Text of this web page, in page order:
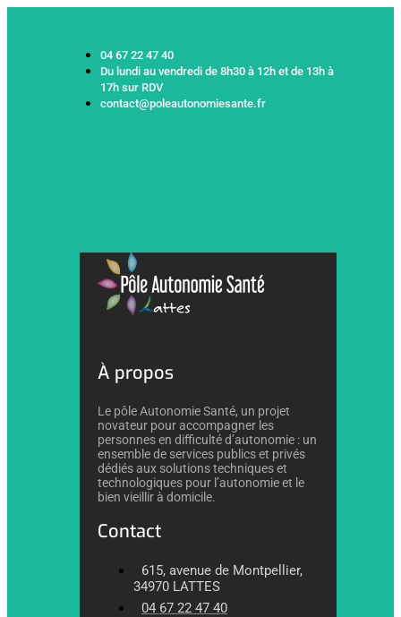
04 67 22 47 40
Du lundi au vendredi de 8h30 à 12h et de 13h à
17h sur RDV
contact@poleautonomiesante.fr
À propos
Le pôle Autonomie Santé, un projet
novateur pour accompagner les
personnes en difficulté d’autonomie : un
ensemble de services publics et privés
dédiés aux solutions techniques et
technologiques pour l’autonomie et le
bien vieillir à domicile.
Contact
615, avenue de Montpellier,
34970 LATTES
04 67 22 47 40